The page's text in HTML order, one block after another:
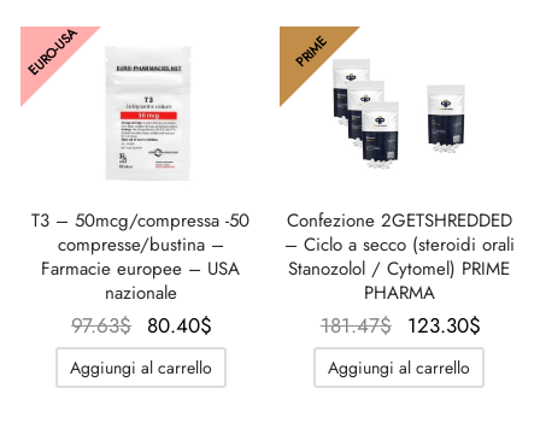
EURO-USA
T3 – 50mcg/compressa -50
compresse/bustina –
Farmacie europee – USA
nazionale
97.63$
Il
prezzo
originale
80.40$
prezzo
attuale
Aggiungi al carrello
PRIME
Confezione 2GETSHREDDED
– Ciclo a secco (steroidi orali
Stanozolol / Cytomel) PRIME
PHARMA
181.47$ Il prezzo
originale
era:
123.30$
Aggiungi al carrello